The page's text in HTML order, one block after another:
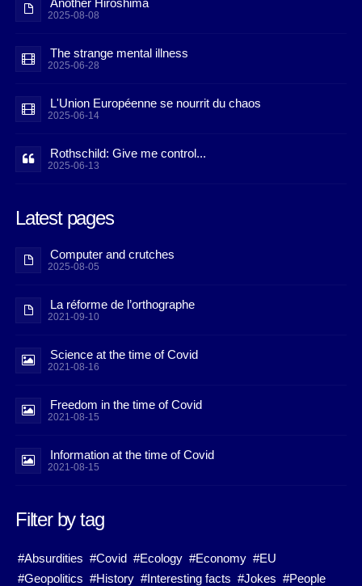
2025-08-08
The strange mental illness
2025-06-28
L'Union Européenne se nourrit du chaos
2025-06-14
Rothschild: Give me control...
2025-06-13
Latest pages
Computer and crutches
2025-08-05
La réforme de l’orthographe
2021-09-10
Science at the time of Covid
2021-08-16
Freedom in the time of Covid
2021-08-15
Information at the time of Covid
2021-08-15
Filter by tag
#Absurdities #Covid #Ecology #Economy #EU
#Geopolitics #History #Interesting facts #Jokes #People